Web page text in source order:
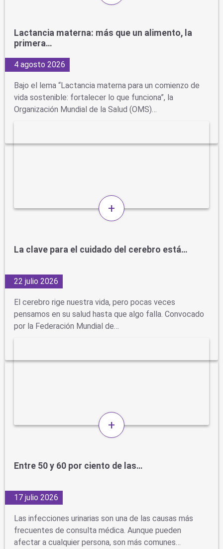
Lactancia materna: más que un alimento, la
primera…
4 agosto 2026
Bajo el lema “Lactancia materna para un comienzo de
vida sostenible: fortalecer lo que funciona”, la
Organización Mundial de la Salud (OMS)…
+
La clave para el cuidado del cerebro está…
22 julio 2026
El cerebro rige nuestra vida, pero pocas veces
pensamos en su salud hasta que algo falla. Convocado
por la Federación Mundial de…
+
Entre 50 y 60 por ciento de las…
17 julio 2026
Las infecciones urinarias son una de las causas más
frecuentes de consulta médica. Aunque pueden
afectar a cualquier persona, son más comunes…